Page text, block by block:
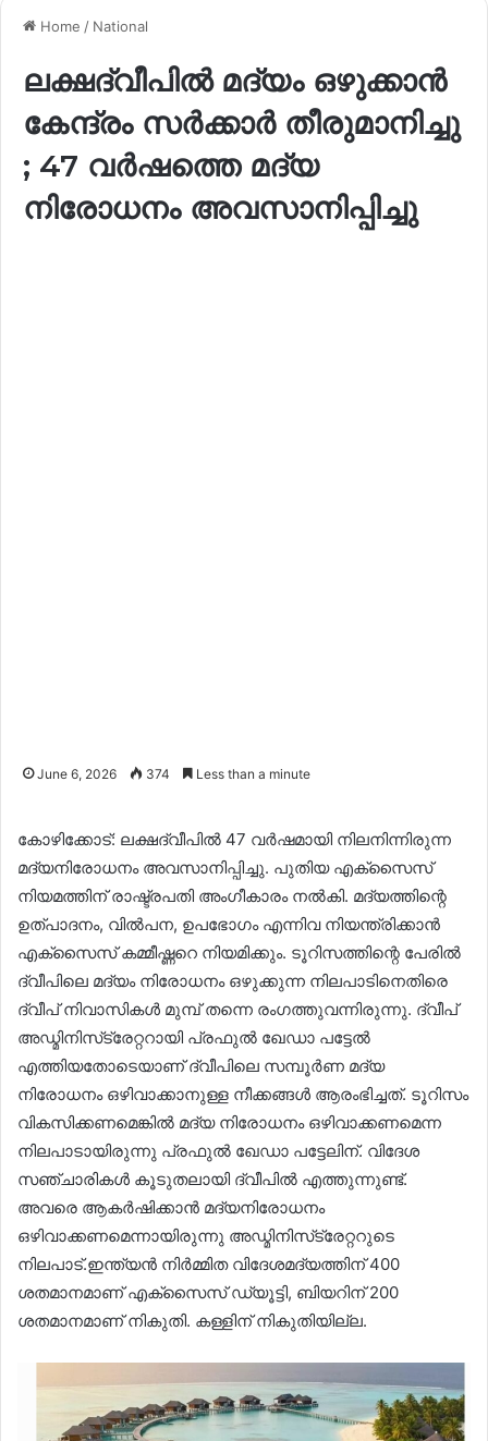
Home / National
ലക്ഷദ്വീപിൽ മദ്യം ഒഴുക്കാൻ
കേന്ദ്രം സർക്കാർ തീരുമാനിച്ചു
; 47 വർഷത്തെ മദ്യ
നിരോധനം അവസാനിപ്പിച്ചു
June 6, 2026 374 Less than a minute
കോഴിക്കോട്: ലക്ഷദ്വീപിൽ 47 വർഷമായി നിലനിന്നിരുന്ന
മദ്യനിരോധനം അവസാനിപ്പിച്ചു. പുതിയ എക്‌സൈസ്
നിയമത്തിന് രാഷ്ട്രപതി അംഗീകാരം നൽകി. മദ്യത്തിന്റെ
ഉത്പാദനം, വിൽപന, ഉപഭോഗം എന്നിവ നിയന്ത്രിക്കാൻ
എക്‌സൈസ് കമ്മീഷ്ണറെ നിയമിക്കും. ടൂറിസത്തിന്റെ പേരിൽ
ദ്വീപിലെ മദ്യം നിരോധനം ഒഴുക്കുന്ന നിലപാടിനെതിരെ
ദ്വീപ് നിവാസികൾ മുമ്പ് തന്നെ രംഗത്തുവന്നിരുന്നു. ദ്വീപ്
അഡ്മിനിസ്‌ട്രേറ്ററായി പ്രഫുൽ ഖേഡാ പട്ടേൽ
എത്തിയതോടെയാണ് ദ്വീപിലെ സമ്പൂർണ മദ്യ
നിരോധനം ഒഴിവാക്കാനുള്ള നീക്കങ്ങൾ ആരംഭിച്ചത്. ടൂറിസം
വികസിക്കണമെങ്കിൽ മദ്യ നിരോധനം ഒഴിവാക്കണമെന്ന
നിലപാടായിരുന്നു പ്രഫുൽ ഖേഡാ പട്ടേലിന്. വിദേശ
സഞ്ചാരികൾ കൂടുതലായി ദ്വീപിൽ എത്തുന്നുണ്ട്.
അവരെ ആകർഷിക്കാൻ മദ്യനിരോധനം
ഒഴിവാക്കണമെന്നായിരുന്നു അഡ്മിനിസ്‌ട്രേറ്ററുടെ
നിലപാട്.ഇന്ത്യൻ നിർമ്മിത വിദേശമദ്യത്തിന് 400
ശതമാനമാണ് എക്‌സൈസ് ഡ്യൂട്ടി, ബിയറിന് 200
ശതമാനമാണ് നികുതി. കള്ളിന് നികുതിയില്ല.